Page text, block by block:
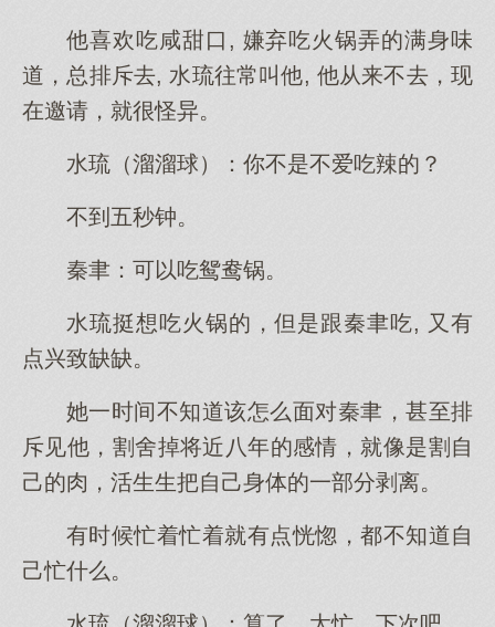
他喜欢吃咸甜口, 嫌弃吃火锅弄的满身味
道，总排斥去, 水琉往常叫他, 他从来不去，现
在邀请，就很怪异。
水琉（溜溜球）：你不是不爱吃辣的？
不到五秒钟。
秦聿：可以吃鸳鸯锅。
水琉挺想吃火锅的，但是跟秦聿吃, 又有
点兴致缺缺。
她一时间不知道该怎么面对秦聿，甚至排
斥见他，割舍掉将近八年的感情，就像是割自
己的肉，活生生把自己身体的一部分剥离。
有时候忙着忙着就有点恍惚，都不知道自
己忙什么。